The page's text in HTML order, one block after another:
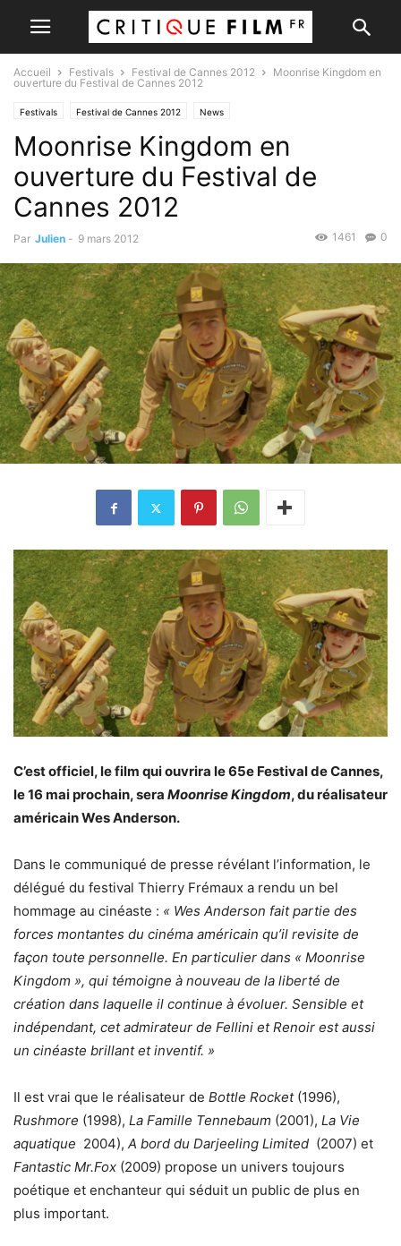
Accueil Festivals Festival de Cannes 2012
Moonrise Kingdom en
ouverture du Festival de Cannes 2012
Festivals Festival de Cannes 2012 News
Moonrise Kingdom en
ouverture du Festival de
Cannes 2012
Par Julien - 9 mars 2012 0
1461
C’est officiel, le film qui ouvrira le 65e Festival de Cannes,
le 16 mai prochain, sera Moonrise Kingdom, du réalisateur
américain Wes Anderson.
Dans le communiqué de presse révélant l’information, le
délégué du festival Thierry Frémaux a rendu un bel
hommage au cinéaste : « Wes Anderson fait partie des
forces montantes du cinéma américain qu’il revisite de
façon toute personnelle. En particulier dans « Moonrise
Kingdom », qui témoigne à nouveau de la liberté de
création dans laquelle il continue à évoluer. Sensible et
indépendant, cet admirateur de Fellini et Renoir est aussi
un cinéaste brillant et inventif. »
Il est vrai que le réalisateur de Bottle Rocket(1996),
Rushmore (1998), La Famille Tennebaum (2001), La Vie
aquatique 2004), A bord du Darjeeling Limited (2007) et
Fantastic Mr.Fox (2009) propose un univers toujours
poétique et enchanteur qui séduit un public de plus en
plus important.